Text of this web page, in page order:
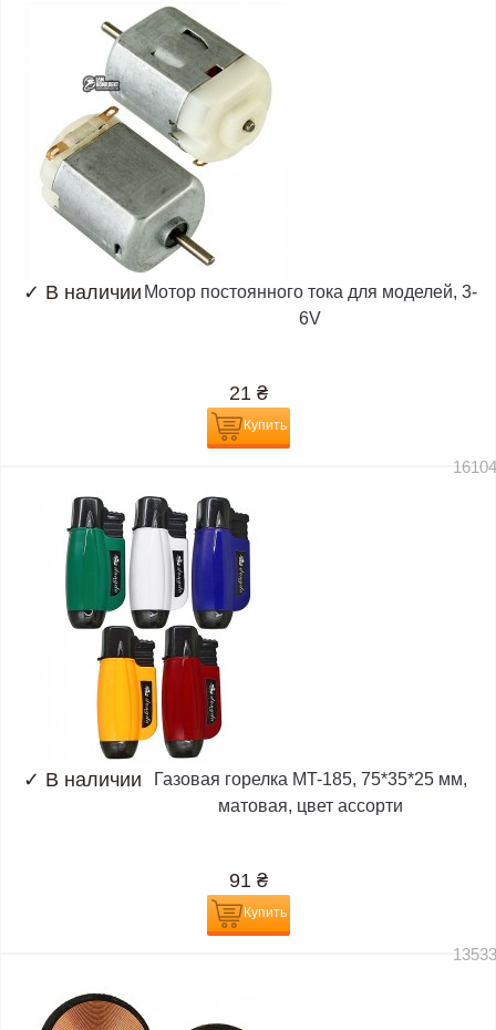
✓ В наличии Мотор постоянного тока для моделей, 3-
6V
21 ₴
Купить
✓ В наличии
Газовая горелка MT-185, 75*35*25 мм,
матовая, цвет ассорти
91 ₴
Купить